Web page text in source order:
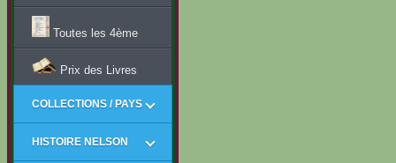
Toutes les 4ème
Prix des Livres
COLLECTIONS / PAYS
HISTOIRE NELSON